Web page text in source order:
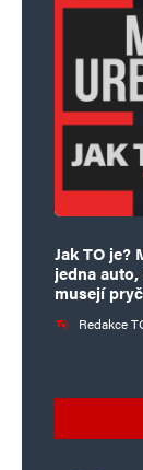
Jak TO je?
jedna
musejí pryč
Redakce